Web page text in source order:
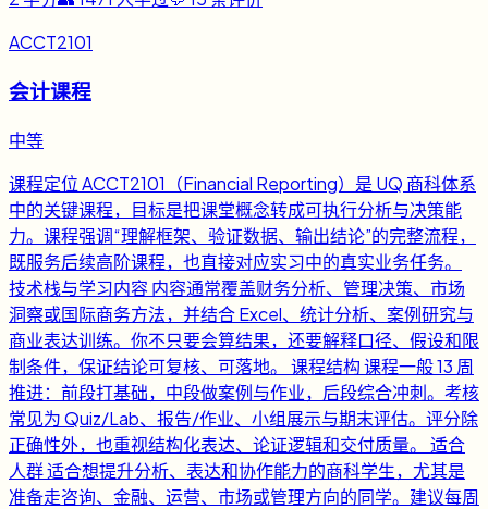
ACCT2101
会计课程
中等
课程定位 ACCT2101（Financial Reporting）是 UQ 商科体系
中的关键课程，目标是把课堂概念转成可执行分析与决策能
力。课程强调“理解框架、验证数据、输出结论”的完整流程，
既服务后续高阶课程，也直接对应实习中的真实业务任务。
技术栈与学习内容 内容通常覆盖财务分析、管理决策、市场
洞察或国际商务方法，并结合 Excel、统计分析、案例研究与
商业表达训练。你不只要会算结果，还要解释口径、假设和限
制条件，保证结论可复核、可落地。 课程结构 课程一般 13 周
推进：前段打基础，中段做案例与作业，后段综合冲刺。考核
常见为 Quiz/Lab、报告/作业、小组展示与期末评估。评分除
正确性外，也重视结构化表达、论证逻辑和交付质量。 适合
人群 适合想提升分析、表达和协作能力的商科学生，尤其是
准备走咨询、金融、运营、市场或管理方向的同学。建议每周